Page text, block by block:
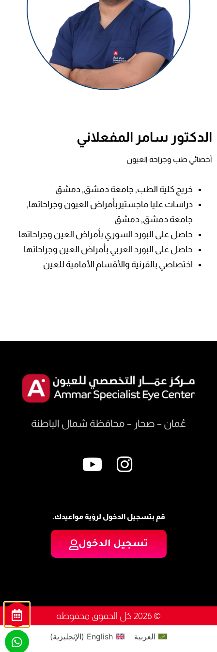
الدكتور سامر المفعلاني
أخصائي طب وجراحة العيون
خريج كلية الطب, جامعة دمشق, دمشق
دراسات عليا ماجستيربأمراض العيون وجراحاتها,
جامعة دمشق, دمشق
حاصل على البورد السوري بأمراض العين وجراحاتها
حاصل على البورد العربي بأمراض العين وجراحاتها
اختصاصي بالقرنية والأقسام الأمامية للعين
عُمان – صحار – محافظة شمال الباطنة
قم بتسجيل الدخول لرؤية مواعيدك.
تسجيل الدخول
© 2026 كل الحقوق محفوظة
العربية English
(الإنجليزية)